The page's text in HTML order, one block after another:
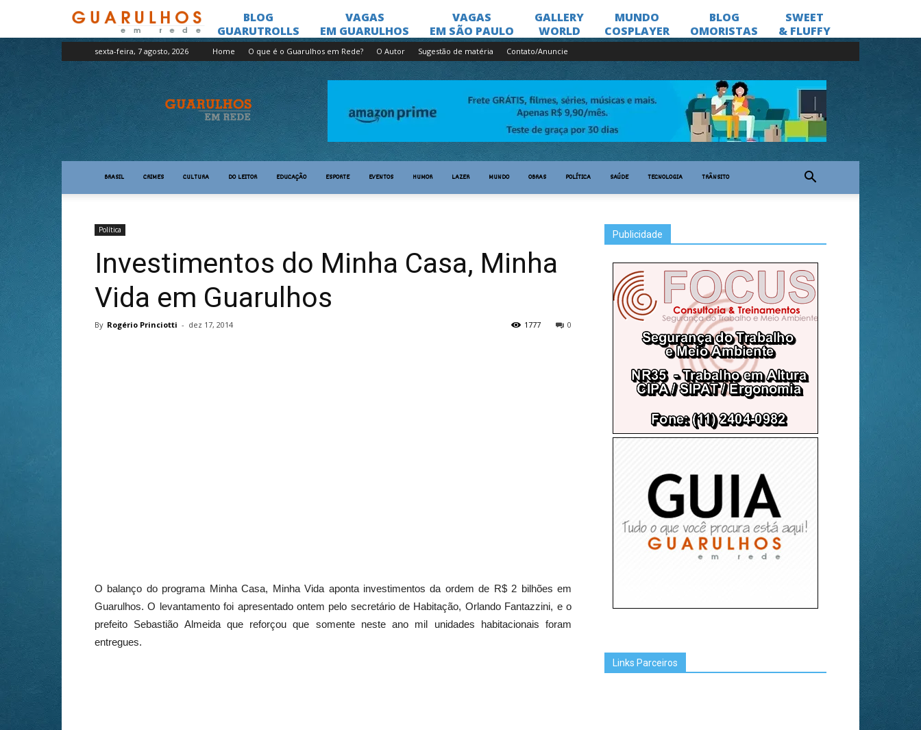
sexta-feira, 7 agosto, 2026 Home O que é o Guarulhos em Rede? O Autor Sugestão de matéria Contato/Anuncie
Guarulhos
em
Rede
BRASIL CRIMES CULTURA DO LEITOR EDUCAÇÃO ESPORTE EVENTOS HUMOR LAZER MUNDO OBRAS POLÍTICA SAÚDE TECNOLOGIA TRÂNSITO
Política
Investimentos do Minha Casa, Minha
Vida em Guarulhos
By Rogério Princiotti - dez 17, 2014 0
1777
O balanço do programa Minha Casa, Minha Vida aponta investimentos da ordem de R$ 2 bilhões em
Guarulhos. O levantamento foi apresentado ontem pelo secretário de Habitação, Orlando Fantazzini, e o
prefeito Sebastião Almeida que reforçou que somente neste ano mil unidades habitacionais foram
entregues.
Publicidade
Links Parceiros